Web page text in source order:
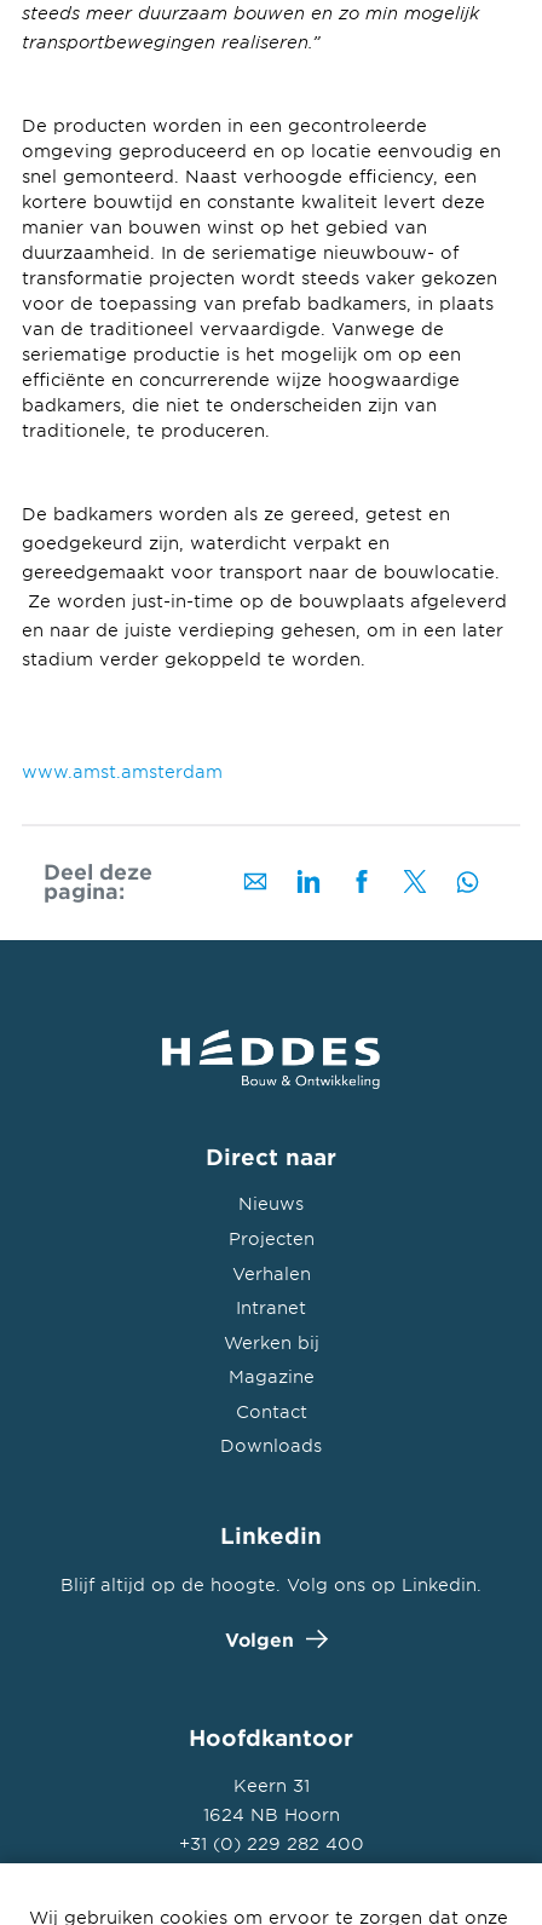
steeds meer duurzaam bouwen en zo min mogelijk
transportbewegingen realiseren.”
De producten worden in een gecontroleerde
omgeving geproduceerd en op locatie eenvoudig en
snel gemonteerd. Naast verhoogde efficiency, een
kortere bouwtijd en constante kwaliteit levert deze
manier van bouwen winst op het gebied van
duurzaamheid. In de seriematige nieuwbouw- of
transformatie projecten wordt steeds vaker gekozen
voor de toepassing van prefab badkamers, in plaats
van de traditioneel vervaardigde. Vanwege de
seriematige productie is het mogelijk om op een
efficiënte en concurrerende wijze hoogwaardige
badkamers, die niet te onderscheiden zijn van
traditionele, te produceren.
De badkamers worden als ze gereed, getest en
goedgekeurd zijn, waterdicht verpakt en
gereedgemaakt voor transport naar de bouwlocatie.
Ze worden just-in-time op de bouwplaats afgeleverd
en naar de juiste verdieping gehesen, om in een later
stadium verder gekoppeld te worden.
www.amst.amsterdam
Deel deze
pagina:
Direct naar
Nieuws
Projecten
Verhalen
Intranet
Werken bij
Magazine
Contact
Downloads
Linkedin
Blijf altijd op de hoogte. Volg ons op Linkedin.
Volgen
Hoofdkantoor
Keern 31
1624 NB Hoorn
+31 (0) 229 282 400
Wij gebruiken cookies om ervoor te zorgen dat onze